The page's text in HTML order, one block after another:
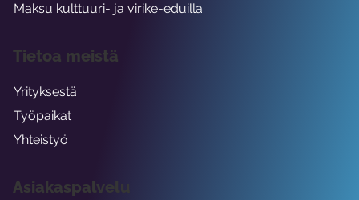
Asiakaspalvelu
Maksu kulttuuri- ja virike-eduilla
Tietoa meistä
Yrityksestä
Työpaikat
Yhteistyö